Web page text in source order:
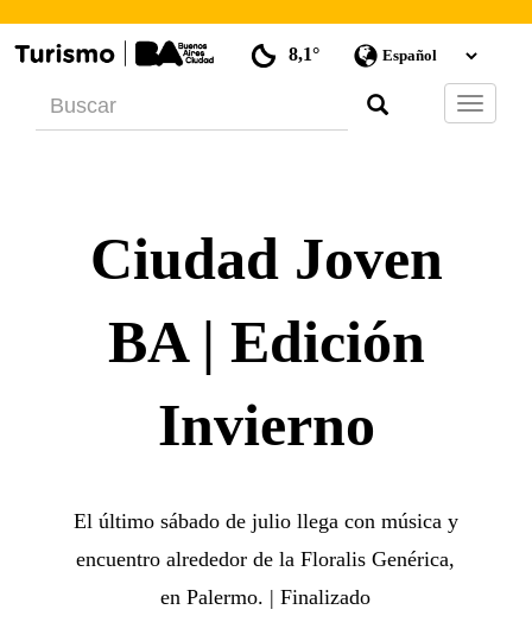
8,1°
Barra
de
Ciudad Joven
BA | Edición
Invierno
El último sábado de julio llega con música y
encuentro alrededor de la Floralis Genérica,
en Palermo. | Finalizado